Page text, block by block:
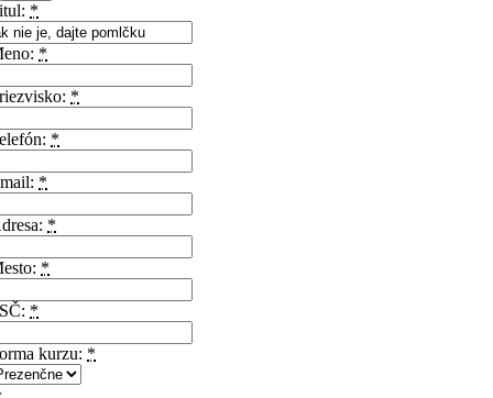
*
*
*
*
*
*
*
*
kurzu: *